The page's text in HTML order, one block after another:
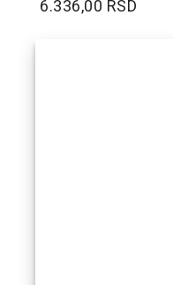
6.336,00 RSD